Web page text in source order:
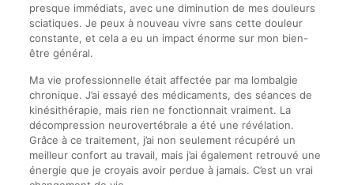
presque immédiats, avec une diminution de mes douleurs
sciatiques. Je peux à nouveau vivre sans cette douleur
constante, et cela a eu un impact énorme sur mon bien-
être général.
Ma vie professionnelle était affectée par ma lombalgie
chronique. J’ai essayé des médicaments, des séances de
kinésithérapie, mais rien ne fonctionnait vraiment. La
décompression neurovertébrale a été une révélation.
Grâce à ce traitement, j’ai non seulement récupéré un
meilleur confort au travail, mais j’ai également retrouvé une
énergie que je croyais avoir perdue à jamais. C’est un vrai